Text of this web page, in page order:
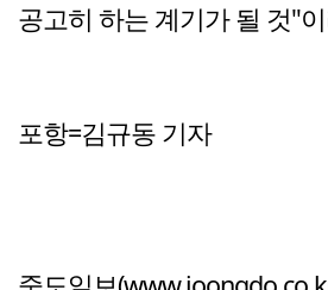
공고히 하는 계기가 될 것"
포항=김규동 기자